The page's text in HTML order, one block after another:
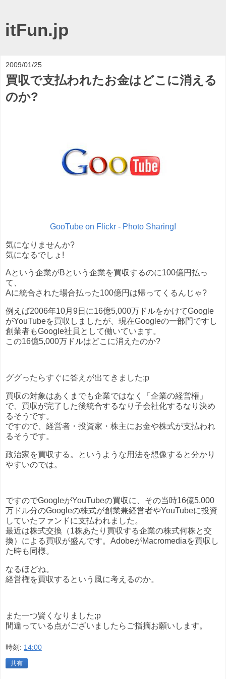
itFun.jp
2009/01/25
買収で支払われたお金はどこに消える
のか?
GooTube on Flickr - Photo Sharing!
気になりませんか?
気になるでしょ!
Aという企業がBという企業を買収するのに100億円払っ
て、
Aに統合された場合払った100億円は帰ってくるんじゃ?
例えば2006年10月9日に16億5,000万ドルをかけてGoogle
がYouTubeを買収しましたが、現在Googleの一部門ですし
創業者もGoogle社員として働いています。
この16億5,000万ドルはどこに消えたのか?
ググったらすぐに答えが出てきました;p
買収の対象はあくまでも企業ではなく「企業の経営権」
で、買収が完了した後統合するなり子会社化するなり決め
るそうです。
ですので、経営者・投資家・株主にお金や株式が支払われ
るそうです。
政治家を買収する。というような用法を想像すると分かり
やすいのでは。
ですのでGoogleがYouTubeの買収に、その当時16億5,000
万ドル分のGoogleの株式が創業兼経営者やYouTubeに投資
していたファンドに支払われました。
最近は株式交換（1株あたり買収する企業の株式何株と交
換）による買収が盛んです。AdobeがMacromediaを買収し
た時も同様。
なるほどね。
経営権を買収するという風に考えるのか。
また一つ賢くなりました;p
間違っている点がございましたらご指摘お願いします。
時刻: 14:00
共有